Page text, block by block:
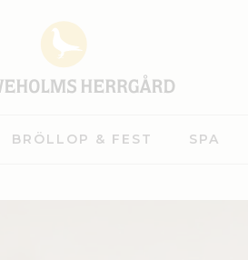
BRÖLLOP & FEST SPA